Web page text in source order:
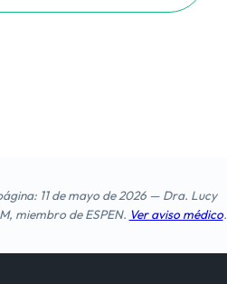
11 de mayo de 2026 — Dra. Lucy
miembro de ESPEN. Ver aviso médico.